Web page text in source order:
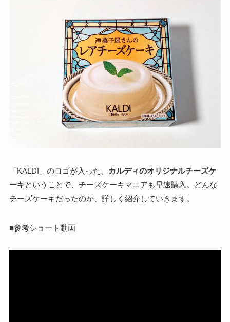
「KALDI」のロゴが入った、 カルディのオリジナルチーズケ
ーキということで、チーズケーキマニアも早速購入。どんな
チーズケーキだったのか、詳しく紹介していきます。
■参考ショート動画